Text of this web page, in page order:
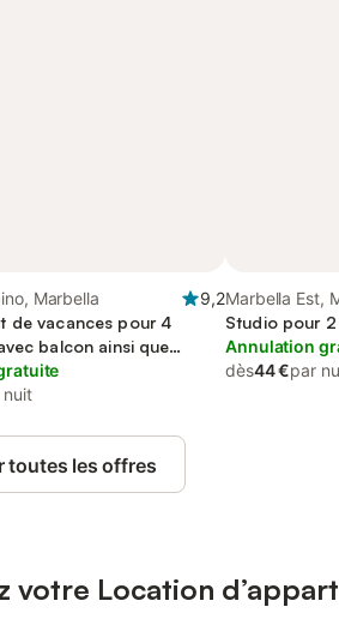
Marbella
9,2
de vacances pour 4
balcon ainsi que
sur l’océan, adapté aux
nuit
Marbella Est,
Studio pour
Annulation
dès44 €par
toutes les offres
votre Location